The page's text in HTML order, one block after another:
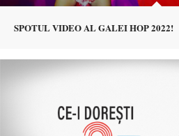
SPOTUL VIDEO AL GALEI HOP 2022!